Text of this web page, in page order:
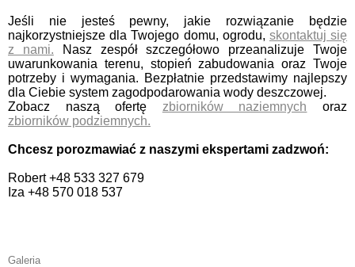
Jeśli nie jesteś pewny, jakie rozwiązanie będzie
najkorzystniejsze dla Twojego domu, ogrodu, skontaktuj się
z nami. Nasz zespół szczegółowo przeanalizuje Twoje
uwarunkowania terenu, stopień zabudowania oraz Twoje
potrzeby i wymagania. Bezpłatnie przedstawimy najlepszy
dla Ciebie system zagodpodarowania wody deszczowej.
Zobacz naszą ofertę zbiorników naziemnych oraz
zbiorników podziemnych.
Chcesz porozmawiać z naszymi ekspertami zadzwoń:
Robert +48 533 327 679
Iza +48 570 018 537
Galeria